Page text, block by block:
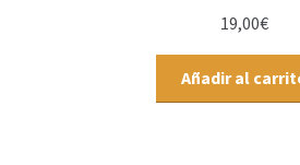
19,00€
Añadir al